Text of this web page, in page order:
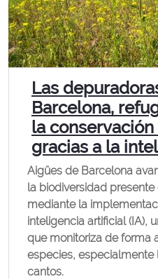
Las
Barcelona,
la
gracias a la
Aigües de Barcelona
la biodiversidad
mediante la
inteligencia artificial (IA),
que monitoriza de forma
especies, especialmente
cantos.